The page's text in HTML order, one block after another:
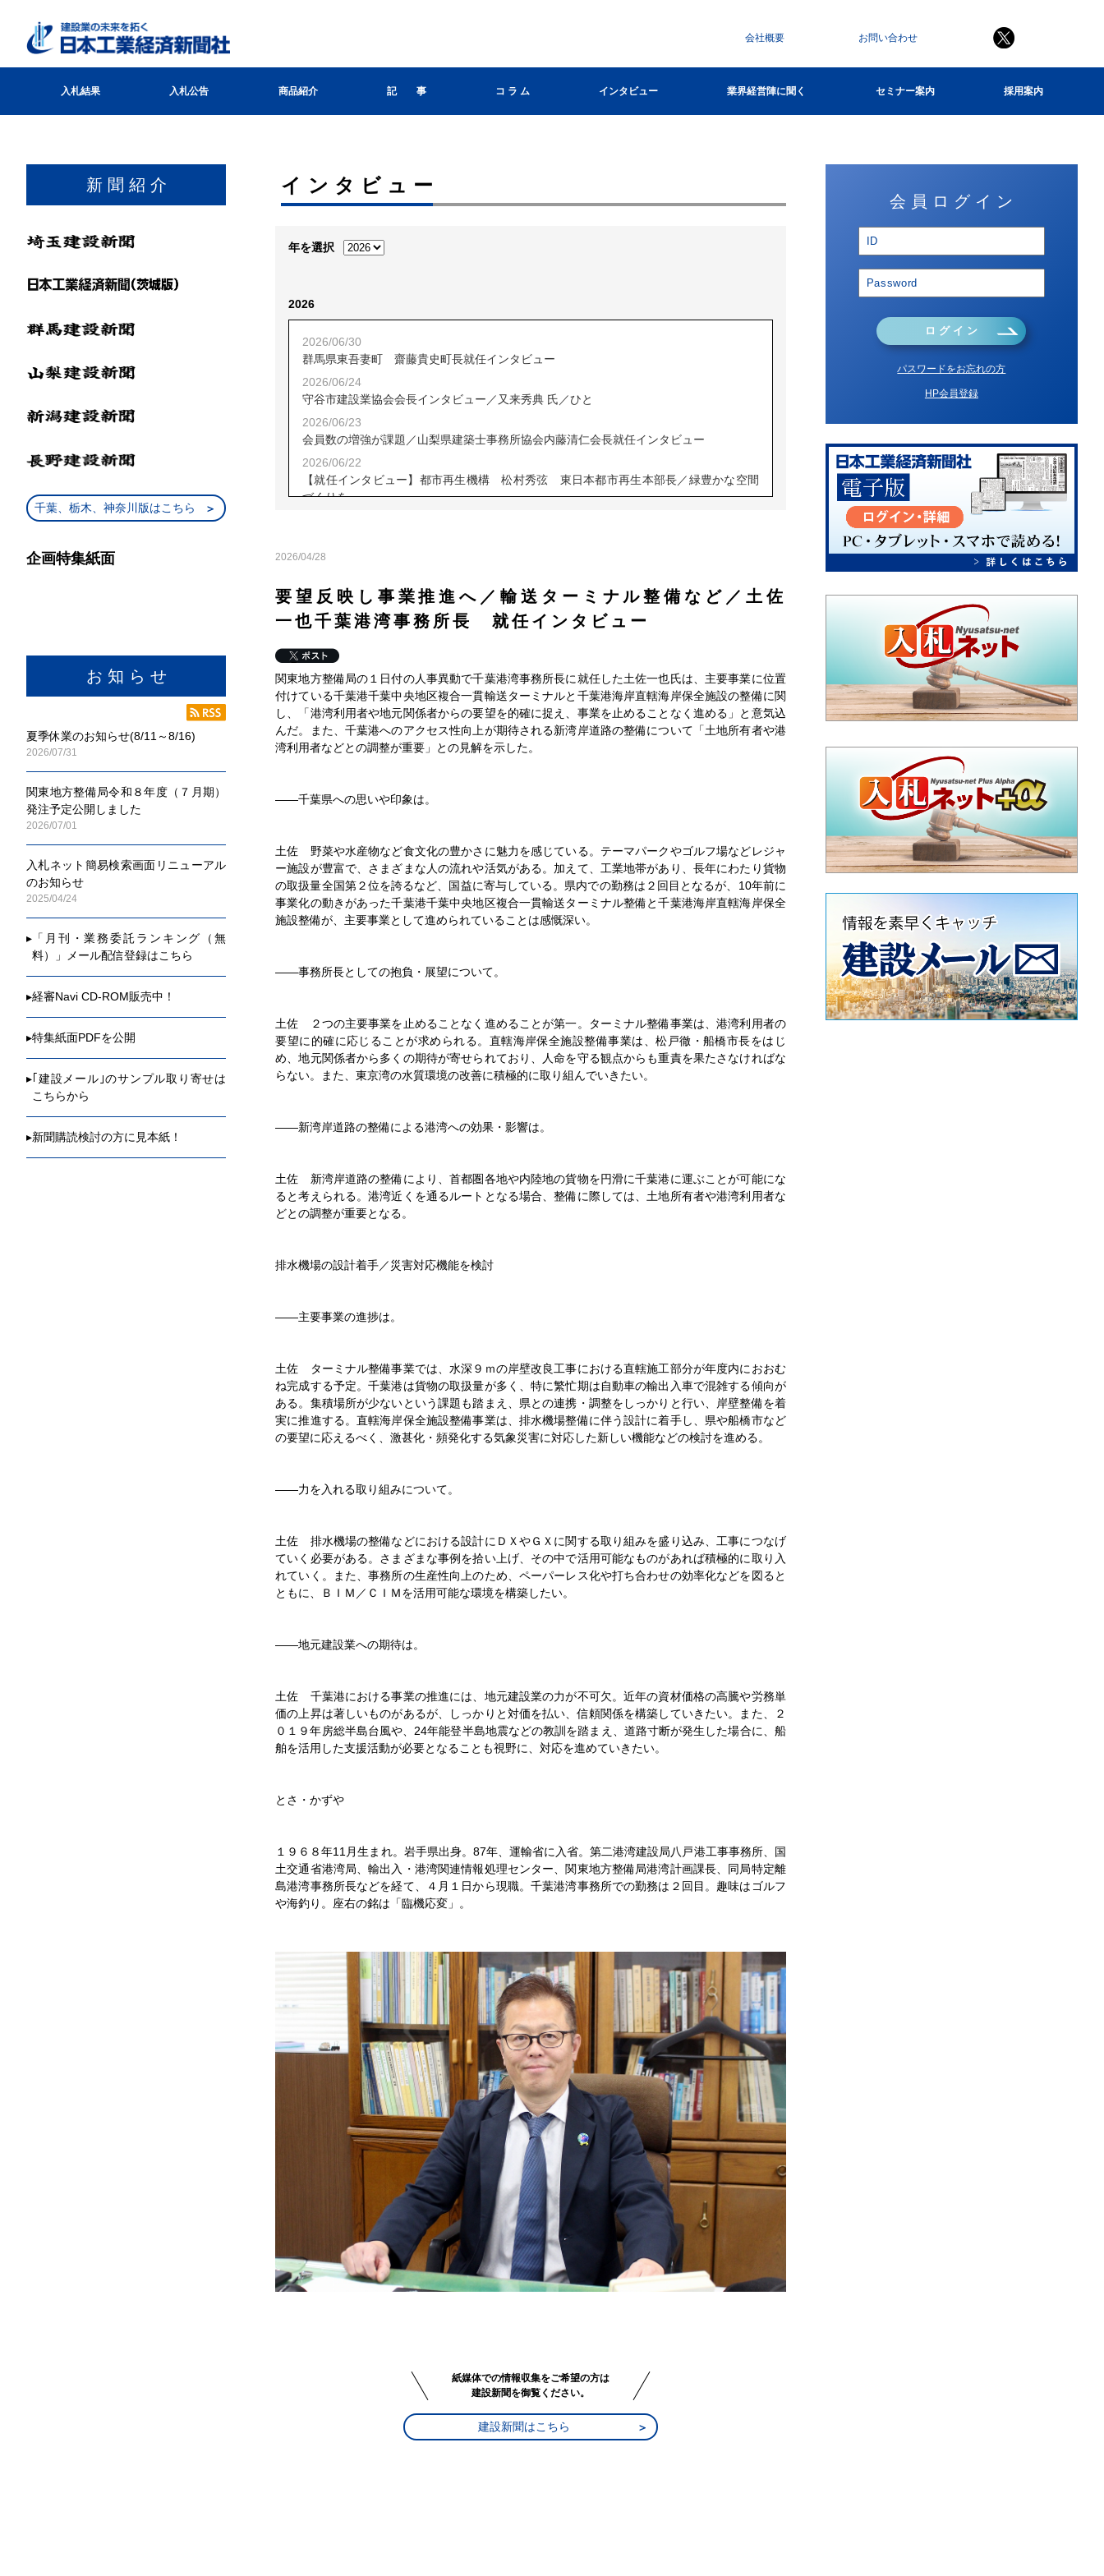
会社概要 お問い合わせ
入札結果 入札公告 商品紹介 記 事 コ ラ ム インタビュー 業界経営陣に聞く セミナー案内 採用案内
新 聞 紹 介
千葉、栃木、神奈川版はこちら
企画特集紙面
お 知 ら せ
夏季休業のお知らせ(8/11～8/16)
2026/07/31
関東地方整備局令和８年度（７月期）
発注予定公開しました
2026/07/01
入札ネット簡易検索画面リニューアル
のお知らせ
2025/04/24
▸ 「月刊・業務委託ランキング（無
料）」メール配信登録はこちら
▸経審Navi CD-ROM販売中！
▸特集紙面PDFを公開
▸ ｢建設メール｣のサンプル取り寄せは
こちらから
▸新聞購読検討の方に見本紙！
インタビュー
年を選択
2026
2026/06/30
群馬県東吾妻町 齋藤貴史町長就任インタビュー
2026/06/24
守谷市建設業協会会長インタビュー／又来秀典 氏／ひと
2026/06/23
会員数の増強が課題／山梨県建築士事務所協会内藤清仁会長就任インタビュー
2026/06/22
【就任インタビュー】都市再生機構 松村秀弦 東日本都市再生本部長／緑豊かな空間
づくりを
2026/06/13
2026/06/11
【就任インタビュー】全国建設産業教育訓練協会 富士教育訓練センター 大木勇雄会
2026/06/10
茨建協大子支部新支部長インタビュー／吉原 則夫 氏／ひと
2026/06/09
就任インタビュー／遠山純司用地部長／円滑・迅速な用地取得を
2026/06/09
就任インタビュー日本塗装工業会新潟県支部・若山良夫支部長／塗装業の知名度上げた
2026/06/06
就任インタビュー／米原賢営繕部長／長く使っていく建物を
2026/06/05
【就任インタビュー】社会の変化に対応を／都市再生機構 大串 聡 都市再生部長
2026/06/05
国土交通省北陸地方整備局 大呑智正河川部長就任インタビュー／地域の未来づくりを
【就任インタビュー】国土交通省 田村 央 技術調査課長／インフラDXを加速
2026/05/28
集大成で事業完遂へ／治水と親しみの河川づくり／藤枝 達也事務所長インタビュー
2026/05/27
2026/05/26
北陸地整就任インタビュー／成川和也副局長／コミュニケーション大切に
2026/05/22
就任インタビュー／近藤修建政部長／新ルールを丁寧に説明
有田かおり農政部長就任インタビュー
ュー
2026/05/01
【インタビュー】国交省 楠田幹人不動産・建設経済局長／中東情勢「適切な価格転嫁
を」
2026/04/28
2026/04/14
群馬県県土整備部 佐々木実県県土整備部長就任インタビュー
2026/03/04
2026/02/18
2026/01/30
財政平準化や公共インフラ更新を／望月利樹町長 ２期目就任インタビュー
2026/01/16
子どもの成長支える投資へ／遠藤浩町長 ２期目就任インタビュー
2026/04/28
要望反映し事業推進へ／輸送ターミナル整備など／土佐
一也千葉港湾事務所長 就任インタビュー
関東地方整備局の１日付の人事異動で千葉港湾事務所長に就任した土佐一也氏は、主要事業に位置
付けている千葉港千葉中央地区複合一貫輸送ターミナルと千葉港海岸直轄海岸保全施設の整備に関
し、「港湾利用者や地元関係者からの要望を的確に捉え、事業を止めることなく進める」と意気込
んだ。また、千葉港へのアクセス性向上が期待される新湾岸道路の整備について「土地所有者や港
湾利用者などとの調整が重要」との見解を示した。
――千葉県への思いや印象は。
土佐 野菜や水産物など食文化の豊かさに魅力を感じている。テーマパークやゴルフ場などレジャ
ー施設が豊富で、さまざまな人の流れや活気がある。加えて、工業地帯があり、長年にわたり貨物
の取扱量全国第２位を誇るなど、国益に寄与している。県内での勤務は２回目となるが、10年前に
事業化の動きがあった千葉港千葉中央地区複合一貫輸送ターミナル整備と千葉港海岸直轄海岸保全
施設整備が、主要事業として進められていることは感慨深い。
――事務所長としての抱負・展望について。
土佐 ２つの主要事業を止めることなく進めることが第一。ターミナル整備事業は、港湾利用者の
要望に的確に応じることが求められる。直轄海岸保全施設整備事業は、松戸徹・船橋市長をはじ
め、地元関係者から多くの期待が寄せられており、人命を守る観点からも重責を果たさなければな
らない。また、東京湾の水質環境の改善に積極的に取り組んでいきたい。
――新湾岸道路の整備による港湾への効果・影響は。
土佐 新湾岸道路の整備により、首都圏各地や内陸地の貨物を円滑に千葉港に運ぶことが可能にな
ると考えられる。港湾近くを通るルートとなる場合、整備に際しては、土地所有者や港湾利用者な
どとの調整が重要となる。
排水機場の設計着手／災害対応機能を検討
――主要事業の進捗は。
土佐 ターミナル整備事業では、水深９ｍの岸壁改良工事における直轄施工部分が年度内におおむ
ね完成する予定。千葉港は貨物の取扱量が多く、特に繁忙期は自動車の輸出入車で混雑する傾向が
ある。集積場所が少ないという課題も踏まえ、県との連携・調整をしっかりと行い、岸壁整備を着
実に推進する。直轄海岸保全施設整備事業は、排水機場整備に伴う設計に着手し、県や船橋市など
の要望に応えるべく、激甚化・頻発化する気象災害に対応した新しい機能などの検討を進める。
――力を入れる取り組みについて。
土佐 排水機場の整備などにおける設計にＤＸやＧＸに関する取り組みを盛り込み、工事につなげ
ていく必要がある。さまざまな事例を拾い上げ、その中で活用可能なものがあれば積極的に取り入
れていく。また、事務所の生産性向上のため、ペーパーレス化や打ち合わせの効率化などを図ると
ともに、ＢＩＭ／ＣＩＭを活用可能な環境を構築したい。
――地元建設業への期待は。
土佐 千葉港における事業の推進には、地元建設業の力が不可欠。近年の資材価格の高騰や労務単
価の上昇は著しいものがあるが、しっかりと対価を払い、信頼関係を構築していきたい。また、２
０１９年房総半島台風や、24年能登半島地震などの教訓を踏まえ、道路寸断が発生した場合に、船
舶を活用した支援活動が必要となることも視野に、対応を進めていきたい。
とさ・かずや
１９６８年11月生まれ。岩手県出身。87年、運輸省に入省。第二港湾建設局八戸港工事事務所、国
土交通省港湾局、輸出入・港湾関連情報処理センター、関東地方整備局港湾計画課長、同局特定離
島港湾事務所長などを経て、４月１日から現職。千葉港湾事務所での勤務は２回目。趣味はゴルフ
や海釣り。座右の銘は「臨機応変」。
紙媒体での情報収集をご希望の方は
建設新聞を御覧ください。
建設新聞はこちら
会 員 ロ グ イ ン
ロ グ イ ン
パスワードをお忘れの方
HP会員登録